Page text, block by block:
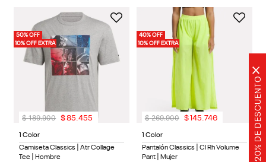
20% DE DESCUENTO
×
50% OFF
10% OFF EXTRA
1 Color
Camiseta Classics | Atr Collage
Tee | Hombre
$ 189.900 $85.455
40% OFF
10% OFF EXTRA
1 Color
Pantalón Classics | Cl Rh Volume
Pant | Mujer
$ 269.900 $145.746